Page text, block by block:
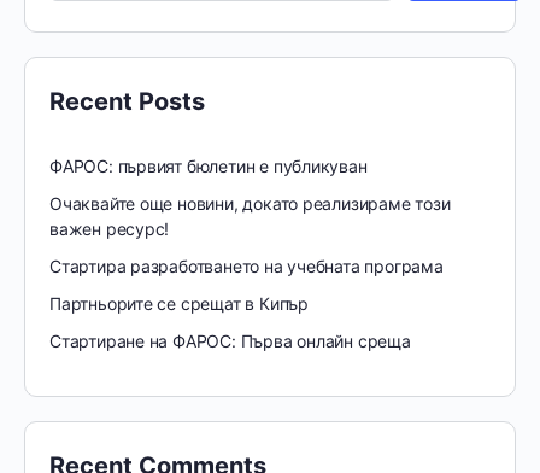
Recent Posts
ФАРОС: първият бюлетин е публикуван
Очаквайте още новини, докато реализираме този
важен ресурс!
Стартира разработването на учебната програма
Партньорите се срещат в Кипър
Стартиране на ФАРОС: Първа онлайн среща
Recent Comments